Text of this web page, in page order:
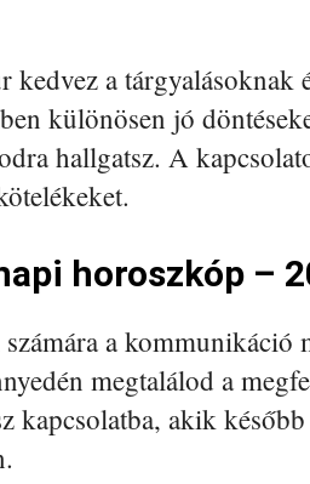
a tárgyalásoknak
különösen jó
hallgatsz. A
horoszkóp –
a kommunikáció
megtalálod a
kapcsolatba, akik